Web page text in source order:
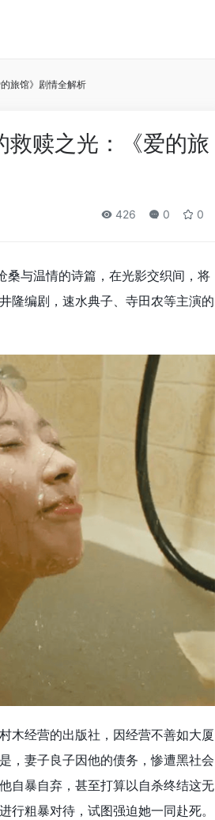
旅馆》剧情全解析
救赎之光：《爱的旅
426 0 0
桑与温情的诗篇，在光影交织间，将
隆编剧，速水典子、寺田农等主演的
木经营的出版社，因经营不善如大厦
，妻子良子因他的债务，惨遭黑社会
自暴自弃，甚至打算以自杀终结这无
粗暴对待，试图强迫她一同赴死。